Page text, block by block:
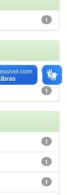
1
1
1
1
1
1